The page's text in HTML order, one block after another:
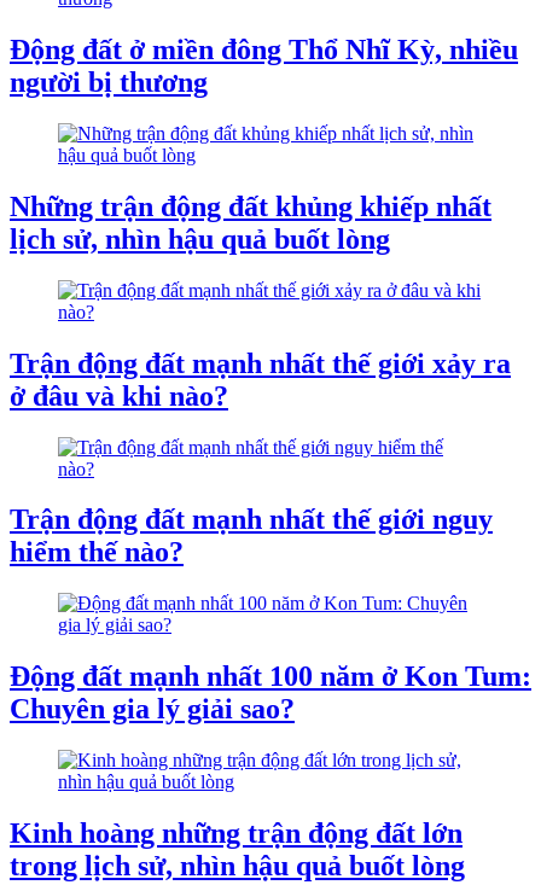
Động đất ở miền đông Thổ Nhĩ Kỳ, nhiều
người bị thương
Những trận động đất khủng khiếp nhất
lịch sử, nhìn hậu quả buốt lòng
Trận động đất mạnh nhất thế giới xảy ra
ở đâu và khi nào?
Trận động đất mạnh nhất thế giới nguy
hiểm thế nào?
Động đất mạnh nhất 100 năm ở Kon Tum:
Chuyên gia lý giải sao?
Kinh hoàng những trận động đất lớn
trong lịch sử, nhìn hậu quả buốt lòng